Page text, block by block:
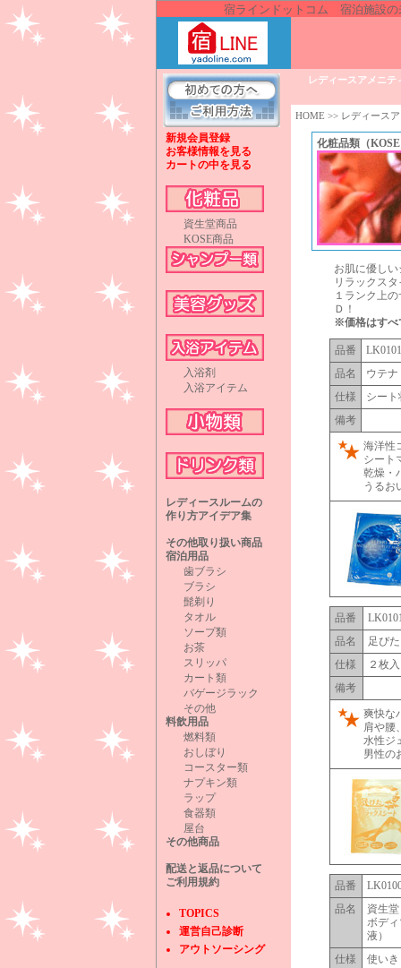
宿ラインドットコム 宿泊施設の
ホテル、旅館の客室"備品"（アメニティ）,"
新規会員登録
お客様情報を見る
カートの中を見る
資生堂商品
KOSE商品
入浴剤
入浴アイテム
レディースルームの
作り方アイデア集
その他取り扱い商品
宿泊用品
歯ブラシ
ブラシ
髭剃り
タオル
ソープ類
お茶
スリッパ
カート類
バゲージラック
その他
料飲用品
燃料類
おしぼり
コースター類
ナプキン類
ラップ
食器類
屋台
その他商品
配送と返品について
ご利用規約
TOPICS
運営自己診断
アウトソーシング
レディースアメニテ
HOME >> レディース
化粧品類（
お肌に優し
リラックス
１ランク上
Ｄ！
※価格はすべ
品番
品名
ウテ
仕様
シー
備考
海洋性
シート
乾燥・
うるお
品番
品名
足ぴ
仕様
２枚
備考
爽快な
肩や腰
水性ジ
男性の
品番
品名
資生
ボデ
液）
仕様
使い